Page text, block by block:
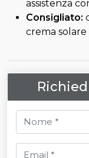
assistenza
Consigliato:
crema